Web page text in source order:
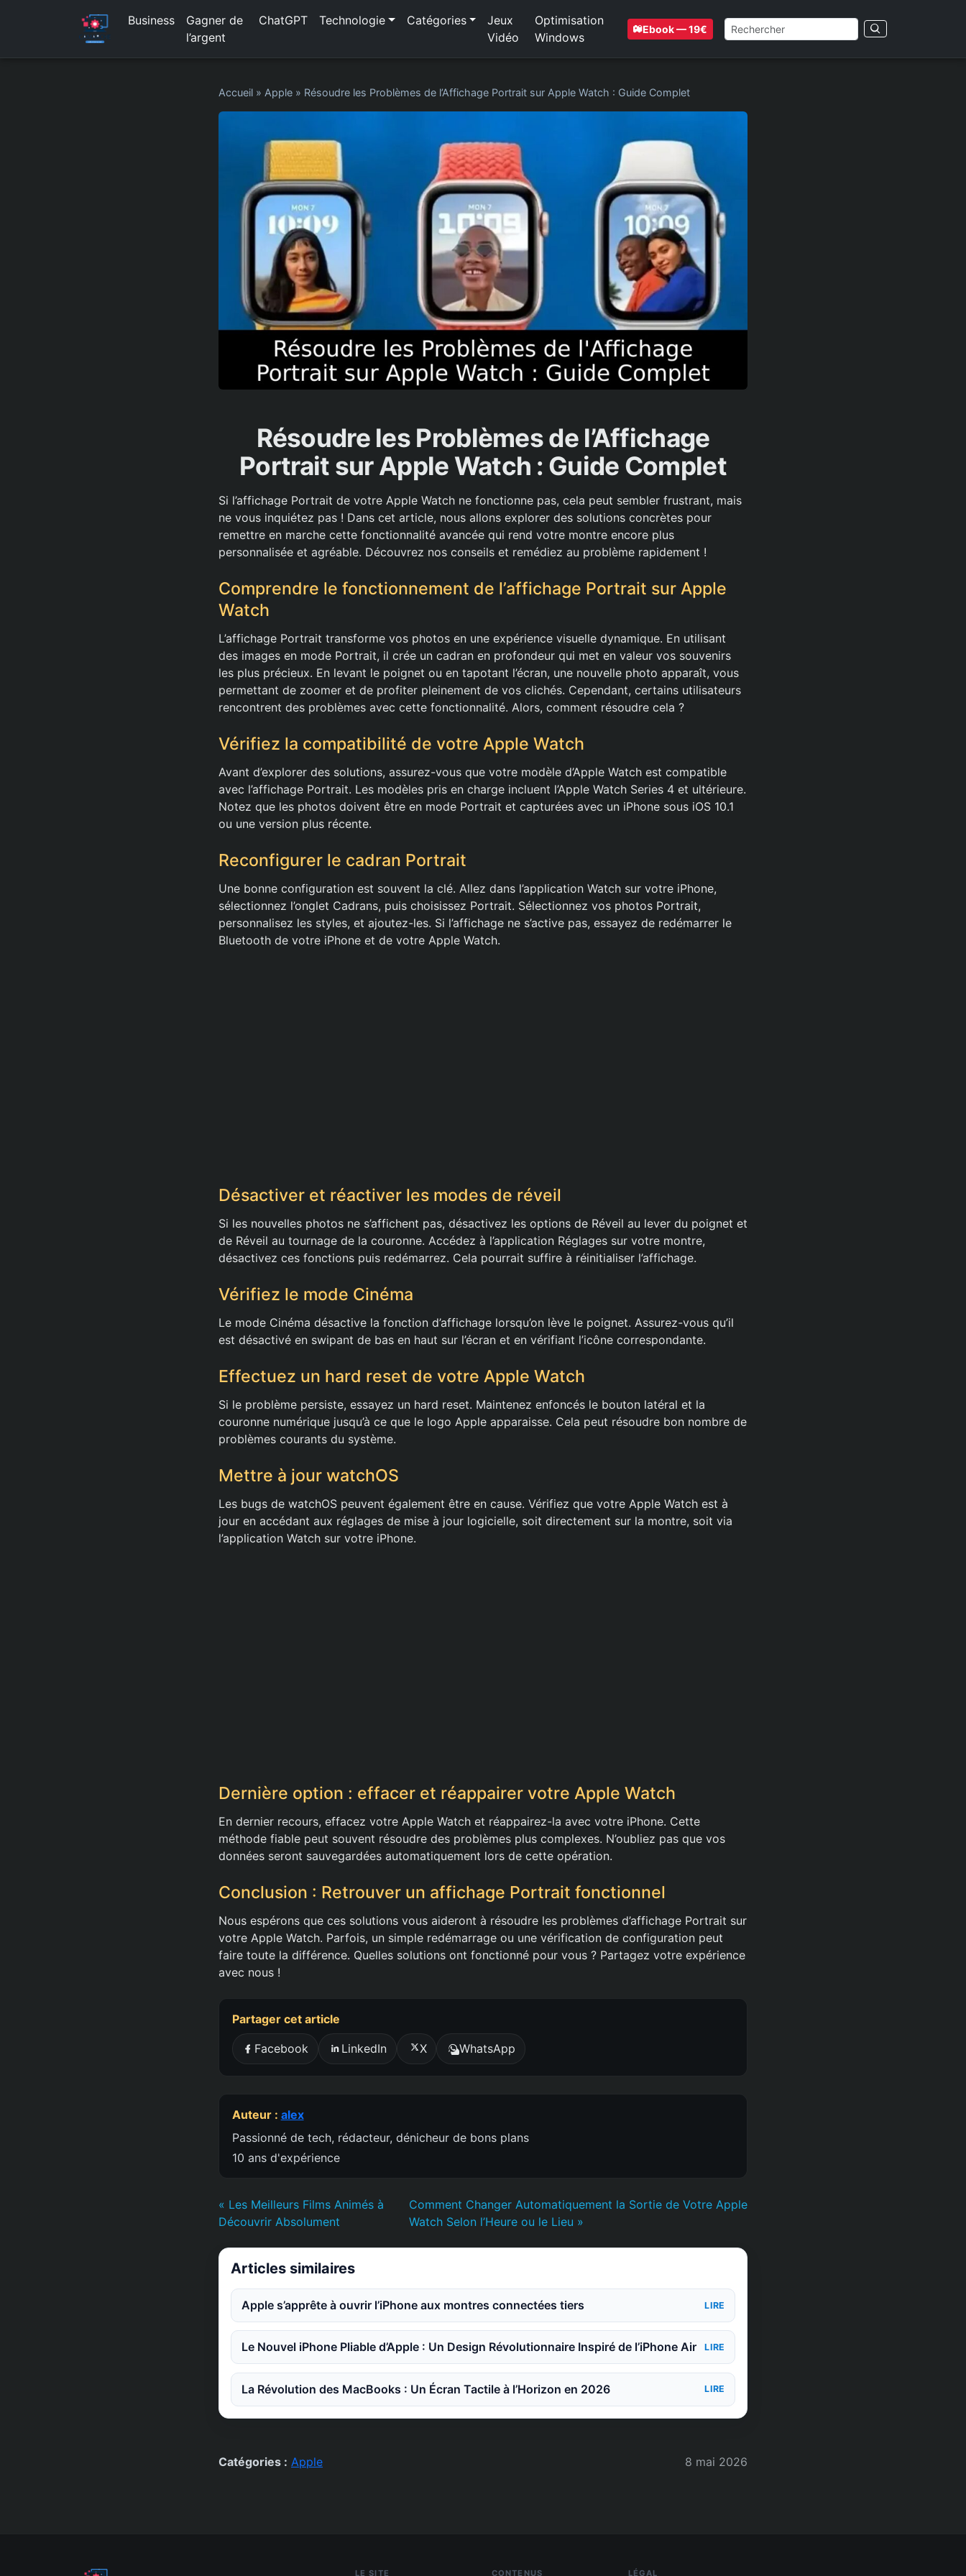
Business
Gagner de
l’argent
ChatGPT Technologie Catégories
Jeux
Vidéo
Optimisation
Windows
Ebook — 19€
Accueil » Apple » Résoudre les Problèmes de l’Affichage Portrait sur Apple Watch : Guide Complet
Résoudre les Problèmes de l’Affichage
Portrait sur Apple Watch : Guide Complet
Si l’affichage Portrait de votre Apple Watch ne fonctionne pas, cela peut sembler frustrant, mais
ne vous inquiétez pas ! Dans cet article, nous allons explorer des solutions concrètes pour
remettre en marche cette fonctionnalité avancée qui rend votre montre encore plus
personnalisée et agréable. Découvrez nos conseils et remédiez au problème rapidement !
Comprendre le fonctionnement de l’affichage Portrait sur Apple
Watch
L’affichage Portrait transforme vos photos en une expérience visuelle dynamique. En utilisant
des images en mode Portrait, il crée un cadran en profondeur qui met en valeur vos souvenirs
les plus précieux. En levant le poignet ou en tapotant l’écran, une nouvelle photo apparaît, vous
permettant de zoomer et de profiter pleinement de vos clichés. Cependant, certains utilisateurs
rencontrent des problèmes avec cette fonctionnalité. Alors, comment résoudre cela ?
Vérifiez la compatibilité de votre Apple Watch
Avant d’explorer des solutions, assurez-vous que votre modèle d’Apple Watch est compatible
avec l’affichage Portrait. Les modèles pris en charge incluent l’Apple Watch Series 4 et ultérieure.
Notez que les photos doivent être en mode Portrait et capturées avec un iPhone sous iOS 10.1
ou une version plus récente.
Reconfigurer le cadran Portrait
Une bonne configuration est souvent la clé. Allez dans l’application Watch sur votre iPhone,
sélectionnez l’onglet Cadrans, puis choisissez Portrait. Sélectionnez vos photos Portrait,
personnalisez les styles, et ajoutez-les. Si l’affichage ne s’active pas, essayez de redémarrer le
Bluetooth de votre iPhone et de votre Apple Watch.
Désactiver et réactiver les modes de réveil
Si les nouvelles photos ne s’affichent pas, désactivez les options de Réveil au lever du poignet et
de Réveil au tournage de la couronne. Accédez à l’application Réglages sur votre montre,
désactivez ces fonctions puis redémarrez. Cela pourrait suffire à réinitialiser l’affichage.
Vérifiez le mode Cinéma
Le mode Cinéma désactive la fonction d’affichage lorsqu’on lève le poignet. Assurez-vous qu’il
est désactivé en swipant de bas en haut sur l’écran et en vérifiant l’icône correspondante.
Effectuez un hard reset de votre Apple Watch
Si le problème persiste, essayez un hard reset. Maintenez enfoncés le bouton latéral et la
couronne numérique jusqu’à ce que le logo Apple apparaisse. Cela peut résoudre bon nombre de
problèmes courants du système.
Mettre à jour watchOS
Les bugs de watchOS peuvent également être en cause. Vérifiez que votre Apple Watch est à
jour en accédant aux réglages de mise à jour logicielle, soit directement sur la montre, soit via
l’application Watch sur votre iPhone.
Dernière option : effacer et réappairer votre Apple Watch
En dernier recours, effacez votre Apple Watch et réappairez-la avec votre iPhone. Cette
méthode fiable peut souvent résoudre des problèmes plus complexes. N’oubliez pas que vos
données seront sauvegardées automatiquement lors de cette opération.
Conclusion : Retrouver un affichage Portrait fonctionnel
Nous espérons que ces solutions vous aideront à résoudre les problèmes d’affichage Portrait sur
votre Apple Watch. Parfois, un simple redémarrage ou une vérification de configuration peut
faire toute la différence. Quelles solutions ont fonctionné pour vous ? Partagez votre expérience
avec nous !
Partager cet article
Facebook LinkedIn X WhatsApp
Auteur : alex
Passionné de tech, rédacteur, dénicheur de bons plans
10 ans d'expérience
« Les Meilleurs Films Animés à
Découvrir Absolument
Comment Changer Automatiquement la Sortie de Votre Apple
Watch Selon l’Heure ou le Lieu »
Articles similaires
Apple s’apprête à ouvrir l’iPhone aux montres connectées tiers LIRE
Le Nouvel iPhone Pliable d’Apple : Un Design Révolutionnaire Inspiré de l’iPhone Air LIRE
La Révolution des MacBooks : Un Écran Tactile à l’Horizon en 2026 LIRE
Catégories : Apple 8 mai 2026
LE SITE CONTENUS LÉGAL